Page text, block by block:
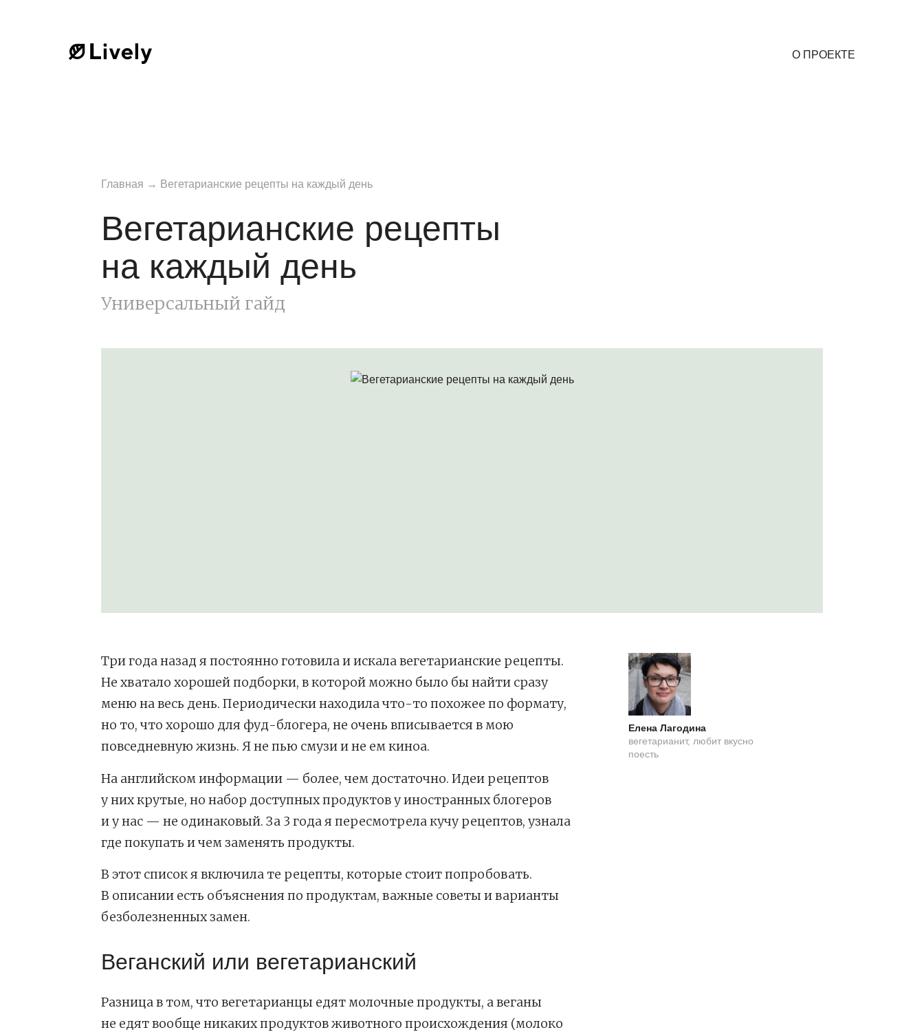
О ПРОЕКТЕ
Главная → Вегетарианские рецепты на каждый день
Вегетарианские рецепты
на каждый день
Универсальный гайд
Елена Лагодина
вегетарианит, любит вкусно
поесть
Три года назад я постоянно готовила и искала вегетарианские рецепты.
Не хватало хорошей подборки, в которой можно было бы найти сразу
меню на весь день. Периодически находила что-то похожее по формату,
но то, что хорошо для фуд-блогера, не очень вписывается в мою
повседневную жизнь. Я не пью смузи и не ем киноа.
На английском информации — более, чем достаточно. Идеи рецептов
у них крутые, но набор доступных продуктов у иностранных блогеров
и у нас — не одинаковый. За 3 года я пересмотрела кучу рецептов, узнала
где покупать и чем заменять продукты.
В этот список я включила те рецепты, которые стоит попробовать.
В описании есть объяснения по продуктам, важные советы и варианты
безболезненных замен.
Веганский или вегетарианский
Разница в том, что вегетарианцы едят молочные продукты, а веганы
не едят вообще никаких продуктов животного происхождения (молоко